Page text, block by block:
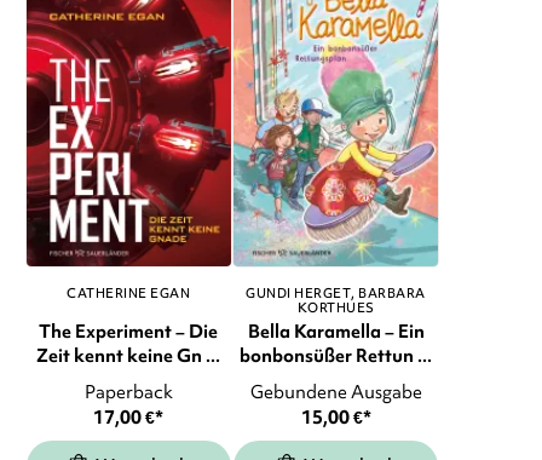
CATHERINE EGAN
The Experiment – Die
Zeit kennt keine Gn ...
Paperback
17,00€*
GUNDI HERGET BARBARA
KORTHUES
Bella Karamella – Ein
bonbonsüßer Rettun ...
Gebundene Ausgabe
15,00€*